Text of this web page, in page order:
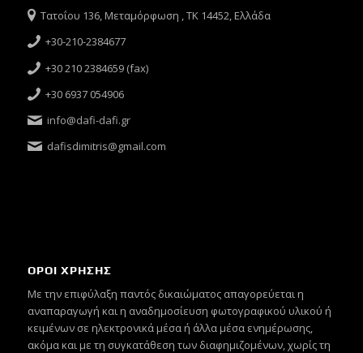
Τατοΐου 136, Μεταμόρφωση , ΤΚ 14452, Ελλάδα
+30-210-2384677
+30 210 2384659 (fax)
+30 6937 054906
info@dafi-dafi.gr
dafisdimitris@gmail.com
ΟΡΟΙ ΧΡΗΣΗΣ
Mε την επιφύλαξη παντός δικαιώματος απαγορεύεται η
αναπαραγωγή και η αναδημοσίευση φωτογραφικού υλικού ή
κειμένων σε ηλεκτρονικά μέσα ή άλλα μέσα ενημέρωσης,
ακόμα και με τη συγκατάθεση των διαφημιζομένων, χωρίς τη